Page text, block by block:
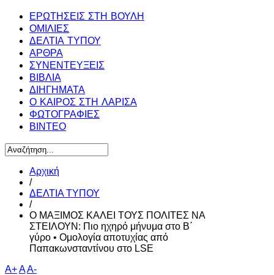
ΕΡΩΤΗΣΕΙΣ ΣΤΗ ΒΟΥΛΗ
ΟΜΙΛΙΕΣ
ΔΕΛΤΙΑ ΤΥΠΟΥ
ΑΡΘΡΑ
ΣΥΝΕΝΤΕΥΞΕΙΣ
ΒΙΒΛΙΑ
ΔΙΗΓΗΜΑΤΑ
Ο ΚΑΙΡΟΣ ΣΤΗ ΛΑΡΙΣΑ
ΦΩΤΟΓΡΑΦΙΕΣ
ΒΙΝΤΕΟ
Αρχική
/
ΔΕΛΤΙΑ ΤΥΠΟΥ
/
Ο ΜΑΞΙΜΟΣ ΚΑΛΕΙ ΤΟΥΣ ΠΟΛΙΤΕΣ ΝΑ
ΣΤΕΙΛΟΥΝ: Πιο ηχηρό μήνυμα στο Β΄
γύρο • Ομολογία αποτυχίας από
Παπακωνσταντίνου στο LSE
A+AA-